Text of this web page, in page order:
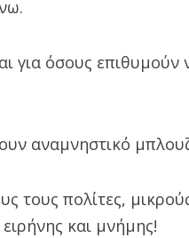
για όσους
αναμνηστικό
τους πολίτες,
και μνήμης!